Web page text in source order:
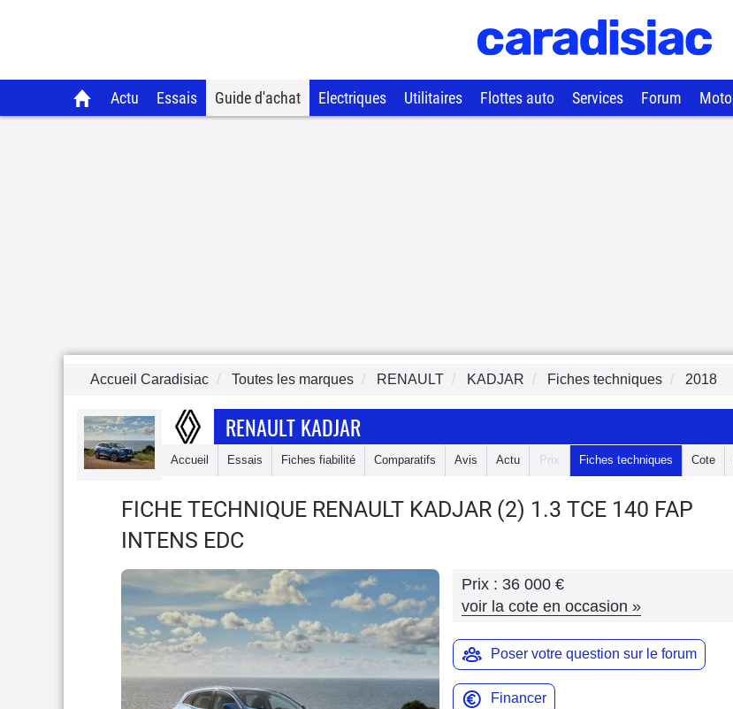
Actu Essais Guide d'achat Electriques Utilitaires Flottes auto Services Forum Moto
Accueil Caradisiac Toutes les marques RENAULT KADJAR Fiches techniques 2018
RENAULT KADJAR
Accueil Essais Fiches fiabilité Comparatifs Avis Actu Prix Fiches techniques Cote
FICHE TECHNIQUE RENAULT KADJAR (2) 1.3 TCE 140 FAP
INTENS EDC
Prix : 36 000 €
voir la cote en occasion »
Poser votre question sur le forum
Financer